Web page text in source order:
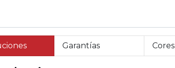
Garantías Cores